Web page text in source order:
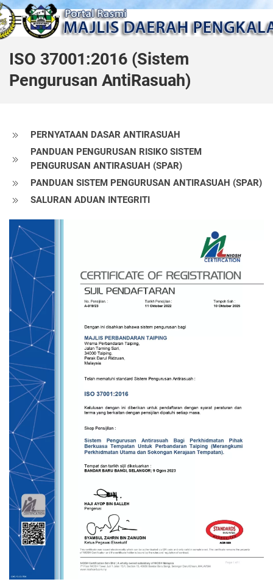
Skip to main content
ISO 37001:2016 (Sistem
Pengurusan AntiRasuah)
PERNYATAAN DASAR ANTIRASUAH
PANDUAN PENGURUSAN RISIKO SISTEM
PENGURUSAN ANTIRASUAH (SPAR)
PANDUAN SISTEM PENGURUSAN ANTIRASUAH (SPAR)
SALURAN ADUAN INTEGRITI